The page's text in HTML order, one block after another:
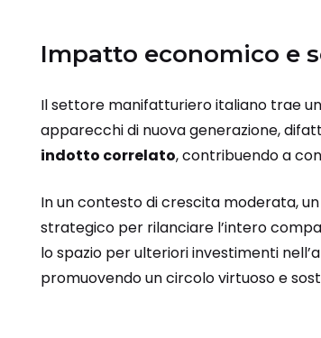
Impatto economico e
Il settore manifatturiero italiano trae un
apparecchi di nuova generazione,
indotto correlato, contribuendo a
In un contesto di crescita moderata,
strategico per rilanciare l’intero
lo spazio per ulteriori investimenti
promuovendo un circolo virtuoso e